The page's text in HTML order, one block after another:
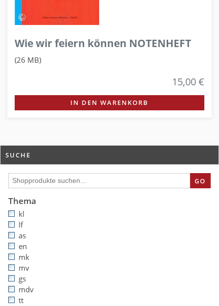
Wie wir feiern können NOTENHEFT
(26 MB)
15,00 €
IN DEN WARENKORB
SUCHE
GO
Thema
kl
lf
as
en
mk
mv
gs
mdv
tt